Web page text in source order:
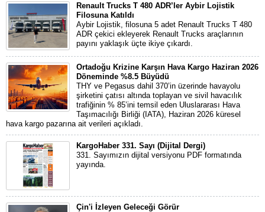
Renault Trucks T 480 ADR’ler Aybir Lojistik
Filosuna Katıldı
Aybir Lojistik, filosuna 5 adet Renault Trucks T 480
ADR çekici ekleyerek Renault Trucks araçlarının
payını yaklaşık üçte ikiye çıkardı.
Ortadoğu Krizine Karşın Hava Kargo Haziran 2026
Döneminde %8.5 Büyüdü
THY ve Pegasus dahil 370’in üzerinde havayolu
şirketini çatısı altında toplayan ve sivil havacılık
trafiğinin % 85’ini temsil eden Uluslararası Hava
Taşımacılığı Birliği (IATA), Haziran 2026 küresel
hava kargo pazarına ait verileri açıkladı.
KargoHaber 331. Sayı (Dijital Dergi)
331. Sayımızın dijital versiyonu PDF formatında
yayında.
Çin'i İzleyen Geleceği Görür